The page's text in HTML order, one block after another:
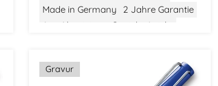
Made in Germany
2 Jahre Garantie
Aus Aluminium
Gewicht: Leicht
Gravur